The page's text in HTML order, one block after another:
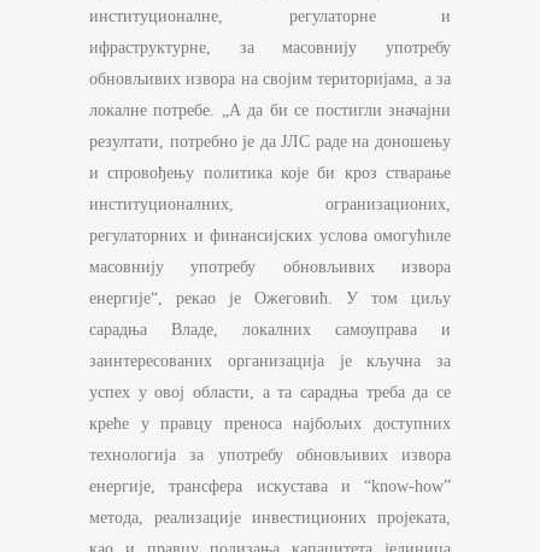
институционалне, регулаторне и
ифраструктурне, за масовнију употребу
обновљивих извора на својим територијама, а за
локалне потребе. „А да би се постигли значајни
резултати, потребно је да ЈЛС раде на доношењу
и спровођењу политика које би кроз стварање
институционалних, огранизационих,
регулаторних и финансијских услова омогућиле
масовнију употребу обновљивих извора
енергије“, рекао је Ожеговић. У том циљу
сарадња Владе, локалних самоуправа и
заинтересованих организација је кључна за
успех у овој области, а та сарадња треба да се
креће у правцу преноса најбољих доступних
технологија за употребу обновљивих извора
енергије, трансфера искустава и “know-how”
метода, реализације инвестиционих пројеката,